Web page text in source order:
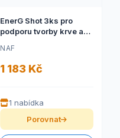
EnerG Shot 3ks pro
podporu tvorby krve a
metabolismu (NAF
EnerG Shot pro podporu
tvorby krve a
3x30ml)
NAF
1 183 Kč
1 nabídka
Porovnat